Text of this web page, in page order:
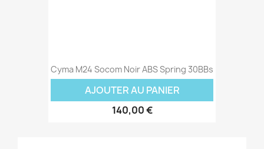
Cyma M24 Socom Noir ABS Spring 30BBs
AJOUTER AU PANIER
140,00 €